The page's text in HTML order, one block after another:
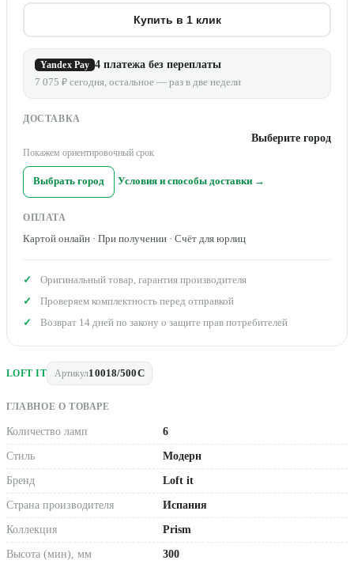
LOFT IT Артикул10018/500C
ГЛАВНОЕ О ТОВАРЕ
Количество ламп 6
Стиль Модерн
Бренд Loft it
Страна производителя Испания
Коллекция Prism
Высота (мин), мм 300
Купить в 1 клик
Yandex Pay 4 платежа без переплаты
7 075 ₽ сегодня, остальное — раз в две недели
ДОСТАВКА
Выберите город
Покажем ориентировочный срок
Выбрать город Условия и способы доставки →
ОПЛАТА
Картой онлайн · При получении · Счёт для юрлиц
Оригинальный товар, гарантия производителя
Проверяем комплектность перед отправкой
Возврат 14 дней по закону о защите прав потребителей